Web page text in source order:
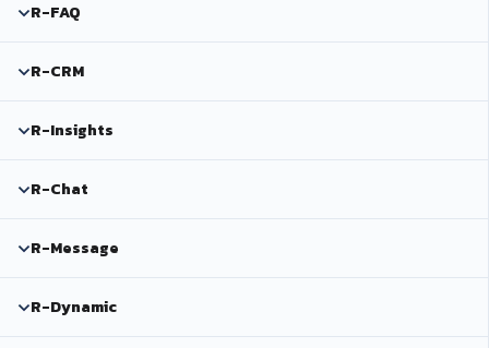
R-FAQ
R-CRM
R-Insights
R-Chat
R-Message
R-Dynamic